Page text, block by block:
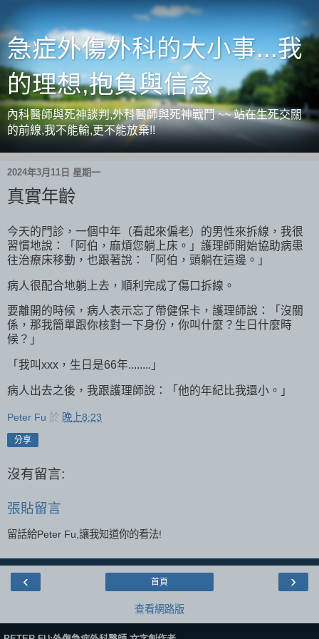
急症外傷外科的大小事...我
的理想,抱負與信念
內科醫師與死神談判,外科醫師與死神戰鬥 ~~ 站在生死交關
的前線,我不能輸,更不能放棄!!
2024年3月11日 星期一
真實年齡
今天的門診，一個中年（看起來偏老）的男性來拆線，我很
習慣地說：「阿伯，麻煩您躺上床。」護理師開始協助病患
往治療床移動，也跟著說：「阿伯，頭躺在這邊。」
病人很配合地躺上去，順利完成了傷口拆線。
要離開的時候，病人表示忘了帶健保卡，護理師說：「沒關
係，那我簡單跟你核對一下身份，你叫什麼？生日什麼時
候？」
「我叫xxx，生日是66年........」
病人出去之後，我跟護理師說：「他的年紀比我還小。」
Peter Fu 於 晚上8:23
分享
沒有留言:
張貼留言
留話給Peter Fu,讓我知道你的看法!
‹ ›
首頁
查看網路版